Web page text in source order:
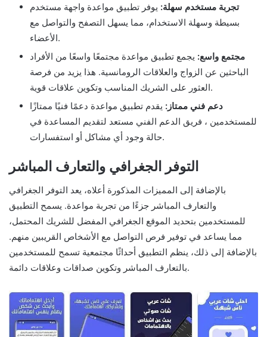
تجربة مستخدم سهلة: يوفر تطبيق مواعدة واجهة مستخدم
بسيطة وسهلة الاستخدام، مما يسهل التصفح والتواصل مع
الأعضاء.
مجتمع واسع: يجمع تطبيق مواعدة مجتمعًا واسعًا من الأفراد
الباحثين عن الزواج والعلاقات الرومانسية. هذا يزيد من فرصة
العثور على الشريك المناسب وتكوين علاقات قوية.
دعم فني ممتاز: يقدم تطبيق مواعدة دعمًا فنيًا ممتازًا
للمستخدمين ، فريق الدعم الفني مستعد لتقديم المساعدة في
حالة وجود أي مشاكل أو استفسارات.
التوفر الجغرافي والتعارف المباشر
بالإضافة إلى المميزات المذكورة أعلاه، يعد التوفر الجغرافي
والتعارف المباشر جزءًا من تجربة مواعدة. يسمح التطبيق
للمستخدمين بتحديد الموقع الجغرافي المفضل للشريك المحتمل،
مما يساعد في توفير فرص التواصل مع الأشخاص القريبين منهم.
بالإضافة إلى ذلك، ينظم التطبيق أحداثًا مجتمعية تسمح للمستخدمين
بالتعارف المباشر وتكوين صداقات وعلاقات دائمة.